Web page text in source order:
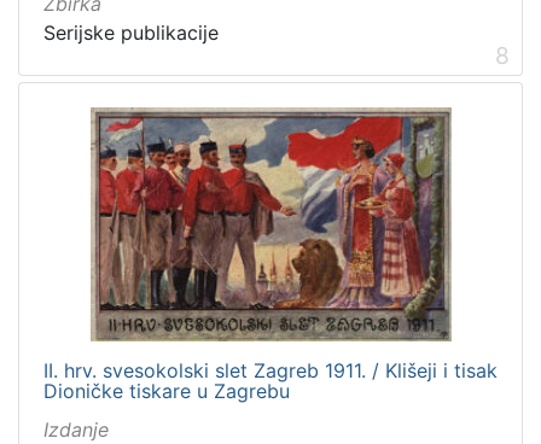
Serijske publikacije
8
II. hrv. svesokolski slet Zagreb 1911. / Klišeji i tisak
Dioničke tiskare u Zagrebu
Izdanje